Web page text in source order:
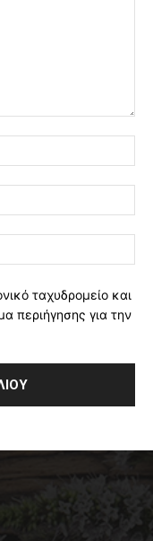
ταχυδρομείο και
περιήγησης για την